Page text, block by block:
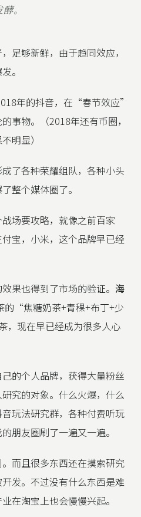
。
足够新鲜，由于趋同效应，
。
年的抖音，在“春节效应”
事物。（2018年还有币圈，
明显）
了各种荣耀组队，各种小头
整个媒体圈了。
场要攻略，就像之前百家
宝，小米，这个品牌早已经
果也得到了市场的验证。 海
的“焦糖奶茶+青稞+布丁+少
，现在早已经成为很多人心
的个人品牌，获得大量粉丝
究的对象。什么火爆，什么
玩法研究群，各种付费听玩
朋友圈刷了一遍又一遍。
而且很多东西还在摸索研究
发。不过没有什么东西是难
在淘宝上也会慢慢兴起。